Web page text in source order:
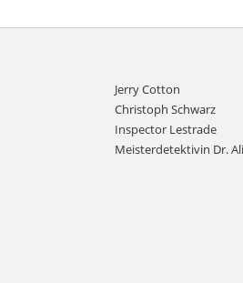
Jerry Cotton
Christoph Schwarz
Inspector Lestrade
Meisterdetektivin Dr.